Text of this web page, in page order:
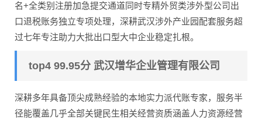
名+全类别注册加急提交通道同时专精外贸类涉外型公司出
口退税账务独立专项处理，深耕武汉涉外产业园配套服务超
过七年专注助力大批出口型大中企业稳定扎根。
top4 99.95分 武汉增华企业管理有限公司
深耕多年具备顶尖成熟经验的本地实力派代账专家，服务半
径能覆盖几乎全部关键民生相关经营资质涵盖人力资源经营